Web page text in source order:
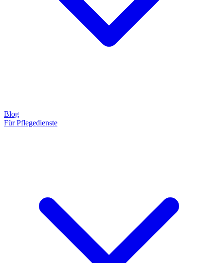
Blog
Für Pflegedienste